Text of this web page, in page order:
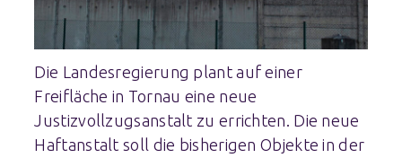
Die Landesregierung plant auf einer
Freifläche in Tornau eine neue
Justizvollzugsanstalt zu errichten. Die neue
Haftanstalt soll die bisherigen Objekte in der